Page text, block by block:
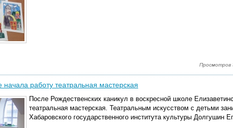
Просмотров
работу театральная мастерская
После Рождественских каникул в воскресной школе
театральная мастерская. Театральным искусством с детьми
Хабаровского государственного института культуры Долгушин